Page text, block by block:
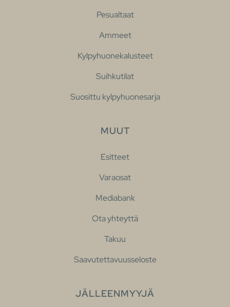
Pesualtaat
Ammeet
Kylpyhuonekalusteet
Suihkutilat
Suosittu kylpyhuonesarja
MUUT
Esitteet
Varaosat
Mediabank
Ota yhteyttä
Takuu
Saavutettavuusseloste
JÄLLEENMYYJÄ